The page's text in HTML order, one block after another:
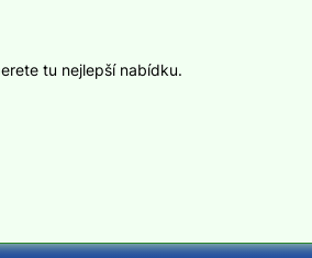
tu nejlepší nabídku.